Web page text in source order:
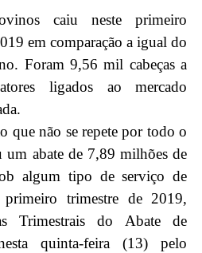
caiu neste primeiro
em comparação a igual do
Foram 9,56 mil cabeças a
ligados ao mercado
que não se repete por todo o
um abate de 7,89 milhões de
algum tipo de serviço de
primeiro trimestre de 2019,
Trimestrais do Abate de
quinta-feira (13) pelo